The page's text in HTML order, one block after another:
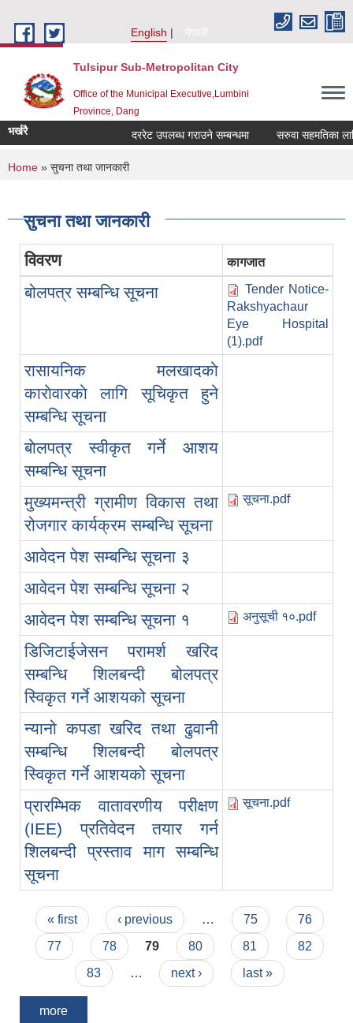
English
नेपाली
Tulsipur Sub-Metropolitan City
Office of the Municipal Executive,Lumbini
Province, Dang
भर्खरै दररेट उपलब्ध गराउने सम्बन्धमा सरुवा सहमतिका
You are here
Home » सुचना तथा जानकारी
सुचना तथा जानकारी
विवरण कागजात
बोलपत्र सम्बन्धि सूचना
Tender Notice-
Rakshyachaur
Eye Hospital
(1).pdf
रासायनिक मलखादकाे
काराेवारकाे लागि सूचिकृत हुने
सम्बन्धि सूचना
बाेलपत्र स्वीकृत गर्ने आशय
सम्बन्धि सूचना
मुख्यमन्त्री ग्रामीण विकास तथा
रोजगार कार्यक्रम सम्बन्धि सूचना
सूचना.pdf
आवेदन पेश सम्बन्धि सूचना ३
आवेदन पेश सम्बन्धि सूचना २
आवेदन पेश सम्बन्धि सूचना १
अनुसूची १०.pdf
डिजिटाईजेसन परामर्श खरिद
सम्बन्धि शिलबन्दी बोलपत्र
स्विकृत गर्ने आशयको सूचना
न्यानो कपडा खरिद तथा ढुवानी
सम्बन्धि शिलबन्दी बोलपत्र
स्विकृत गर्ने आशयको सूचना
प्रारम्भिक वातावरणीय परीक्षण
(IEE) प्रतिवेदन तयार गर्न
शिलबन्दी प्रस्ताव माग सम्बन्धि
सूचना
सूचना.pdf
Pages
« first ‹ previous … 75
76
77
78 79 80 81
82
83
… next › last »
more